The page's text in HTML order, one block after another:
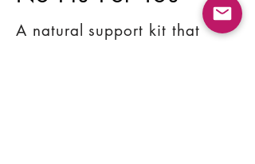
A natural support kit that